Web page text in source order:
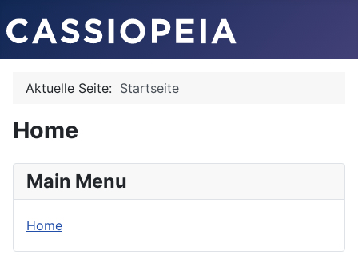
Aktuelle Seite: Startseite
Home
Main Menu
Home